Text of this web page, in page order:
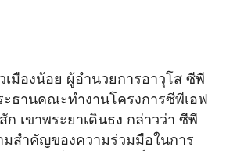
มืองน้อย ผู้อำนวยการอาวุโส ซีพี
ะธานคณะทำงานโครงการซีพีเอฟ
ก เขาพระยาเดินธง กล่าวว่า ซีพี
มสำคัญของความร่วมมือในการ